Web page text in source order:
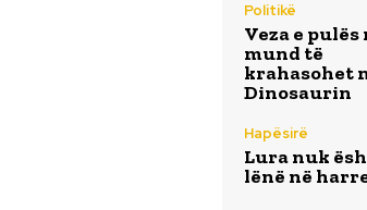
Politikë
Veza e pulës
mund të
krahasohet
Dinosaurin
Hapësirë
Lura nuk
lënë në